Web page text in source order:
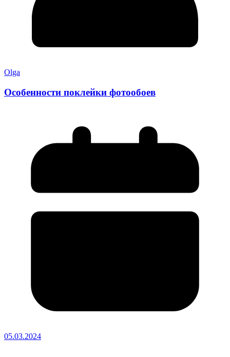
Olga
Особенности поклейки фотообоев
05.03.2024